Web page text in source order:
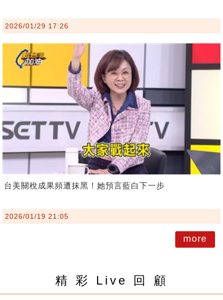
2026/01/29 17:26
台美關稅成果頻遭抹黑！她預言藍白下一步
2026/01/19 21:05
more
精 彩 Live 回 顧